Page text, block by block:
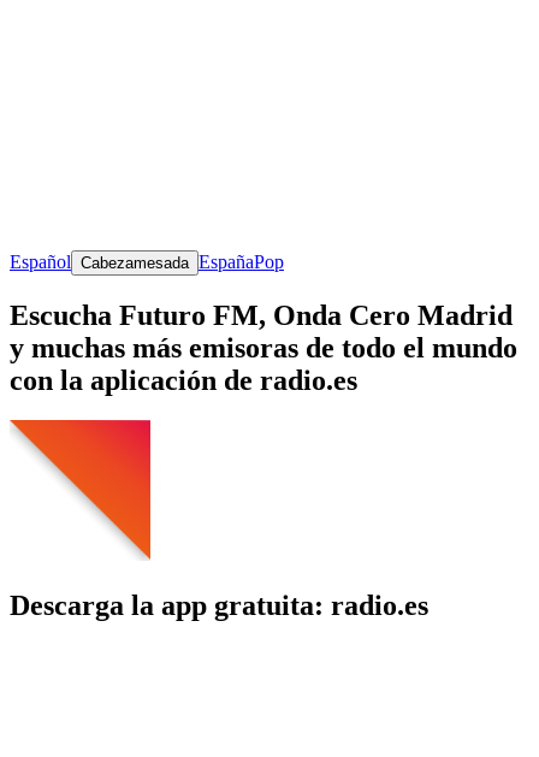
Español Cabezamesada EspañaPop
Escucha Futuro FM, Onda Cero Madrid
y muchas más emisoras de todo el mundo
con la aplicación de radio.es
Descarga la app gratuita: radio.es